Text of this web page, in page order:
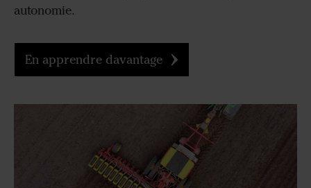
autonomie.
En apprendre davantage